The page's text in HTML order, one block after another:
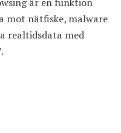
är en funktion
mot nätfiske, malware
realtidsdata med